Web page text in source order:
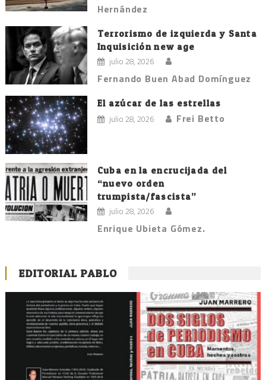
Hernández
Terrorismo de izquierda y Santa
Inquisición new age
julio 28, 2026
Fernando Buen Abad Domínguez
El azúcar de las estrellas
julio 28, 2026 Frei Betto
Cuba en la encrucijada del
“nuevo orden
trumpista/fascista”
julio 28, 2026
Enrique Ubieta Gómez.
EDITORIAL PABLO